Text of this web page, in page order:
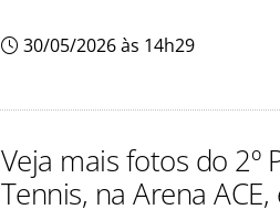
30/05/2026 às 14h29
Veja mais fotos do 2º
Tennis, na Arena